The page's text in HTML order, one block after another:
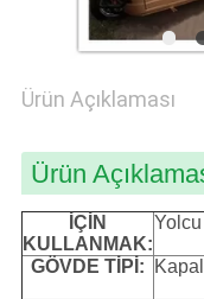
HARITASI
POLICY
Ürün Açıklaması
Ürün
İÇİN
KULLANMAK:
Yolcu
GÖVDE TİPİ: